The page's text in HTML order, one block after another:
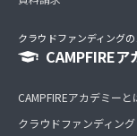
クラウドファンディング
CAMPFIREア
CAMPFIREアカデミーと
クラウドファンディン